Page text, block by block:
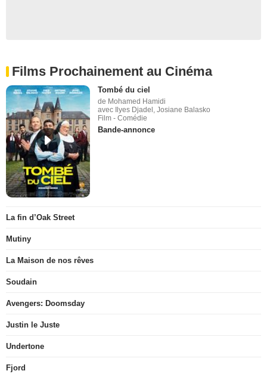
Films Prochainement au Cinéma
Tombé du ciel
de Mohamed Hamidi
avec Ilyes Djadel, Josiane Balasko
Film - Comédie
Bande-annonce
La fin d’Oak Street
Mutiny
La Maison de nos rêves
Soudain
Avengers: Doomsday
Justin le Juste
Undertone
Fjord